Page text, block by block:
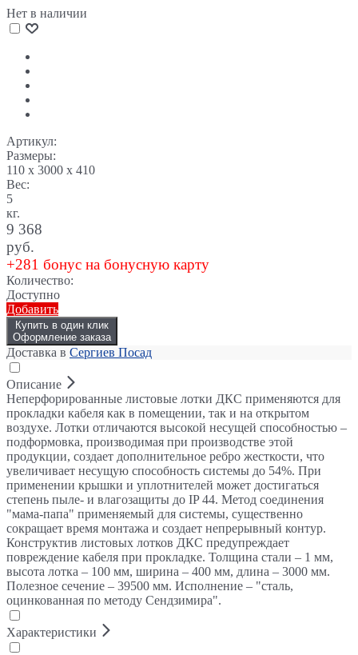
Нет в наличии
Артикул:
Размеры:
110 x 3000 x 410
Вес:
5
кг.
9 368
руб.
+281 бонус на бонусную карту
Количество:
Доступно
Добавить
Купить в один клик
Оформление заказа
Доставка в Сергиев Посад
Описание
Неперфорированные листовые лотки ДКС применяются для
прокладки кабеля как в помещении, так и на открытом
воздухе. Лотки отличаются высокой несущей способностью –
подформовка, производимая при производстве этой
продукции, создает дополнительное ребро жесткости, что
увеличивает несущую способность системы до 54%. При
применении крышки и уплотнителей может достигаться
степень пыле- и влагозащиты до IP 44. Метод соединения
"мама-папа" применяемый для системы, существенно
сокращает время монтажа и создает непрерывный контур.
Конструктив листовых лотков ДКС предупреждает
повреждение кабеля при прокладке. Толщина стали – 1 мм,
высота лотка – 100 мм, ширина – 400 мм, длина – 3000 мм.
Полезное сечение – 39500 мм. Исполнение – "сталь,
оцинкованная по методу Сендзимира".
Характеристики